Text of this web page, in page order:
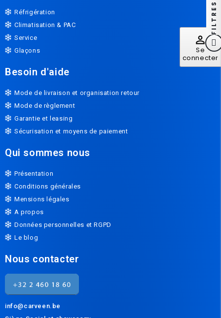
perm_identity
Se
connecter
Réfrigération
Climatisation & PAC
Service
Glaçons
Besoin d'aide
Mode de livraison et organisation retour
Mode de règlement
Garantie et leasing
Sécurisation et moyens de paiement
Qui sommes nous
Présentation
Conditions générales
Mensions légales
A propos
Données personnelles et RGPD
Le blog
Nous contacter
info@carveen.be
FILTRES